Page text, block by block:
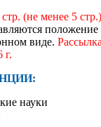
(не менее 5
положение
виде.
г.
науки